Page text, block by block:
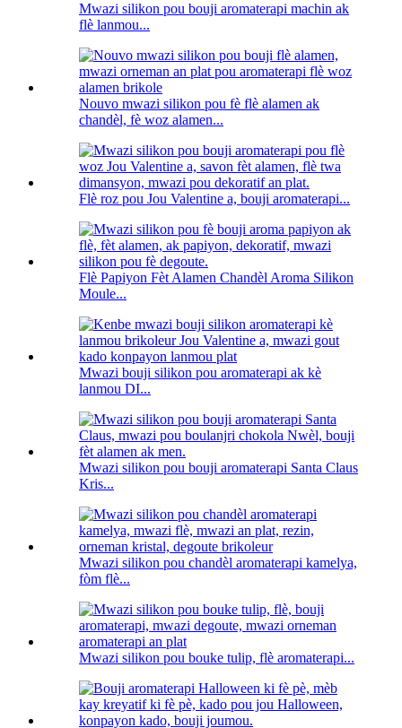
Mwazi silikon pou bouji aromaterapi machin ak
flè lanmou...
Nouvo mwazi silikon pou fè flè alamen ak
chandèl, fè woz alamen...
Flè roz pou Jou Valentine a, bouji aromaterapi...
Flè Papiyon Fèt Alamen Chandèl Aroma Silikon
Moule...
Mwazi bouji silikon pou aromaterapi ak kè
lanmou DI...
Mwazi silikon pou bouji aromaterapi Santa Claus
Kris...
Mwazi silikon pou chandèl aromaterapi kamelya,
fòm flè...
Mwazi silikon pou bouke tulip, flè aromaterapi...